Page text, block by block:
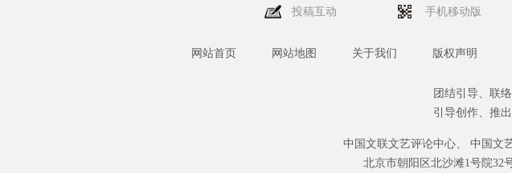
投稿互动 手机移动版
网站首页 网站地图 关于我们 版权声明
团结引导、联
引导创作、推
中国文联文艺评论中心、 中国文
北京市朝阳区北沙滩1号院32